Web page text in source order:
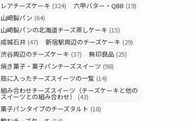
レアチーズケーキ (324) 六甲バター・QBB (19)
山崎製パン (64)
山崎製パンの北海道チーズ蒸しケーキ (15)
成城石井 (47) 新宿駅周辺のチーズケーキ (29)
渋谷周辺のチーズケーキ (37) 無印良品 (25)
焼き菓子・菓子パンチーズスイーツ (98)
瓶に入ったチーズスイーツの一覧 (14)
組み合わせチーズスイーツ（チーズケーキと他の
スイーツとの組み合わせ）
(43)
菓子パンタイプのチーズタルト (18)